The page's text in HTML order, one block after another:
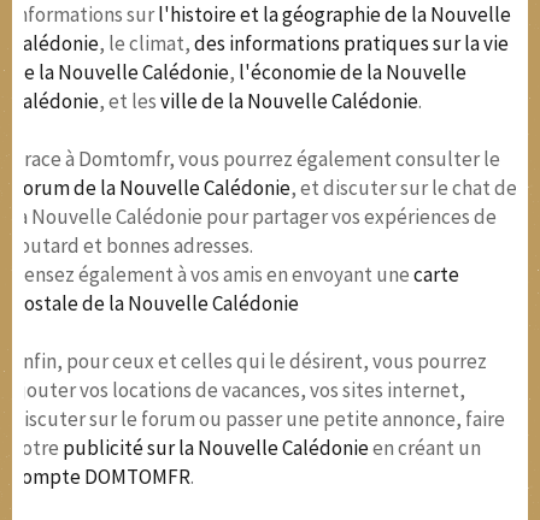
informations surl'histoire et la géographie de la Nouvelle
Calédonie, le climat,des informations pratiques sur la vie
de la Nouvelle Calédonie, l'économie de la Nouvelle
Calédonie, et lesville de la Nouvelle Calédonie.
Grace à Domtomfr, vous pourrez également consulter le
Forum de la Nouvelle Calédonie, et discuter sur le chat de
la Nouvelle Calédonie pour partager vos expériences de
routard et bonnes adresses.
Pensez également à vos amis en envoyant unecarte
postale de la Nouvelle Calédonie
Enfin, pour ceux et celles qui le désirent, vous pourrez
ajouter vos locations de vacances, vos sites internet,
discuter sur le forum ou passer une petite annonce, faire
votre publicité sur la Nouvelle Calédonieen créant un
compte DOMTOMFR.